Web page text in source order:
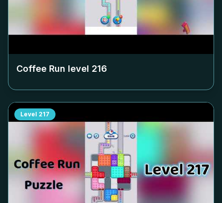
Coffee Run level 216
Level 217